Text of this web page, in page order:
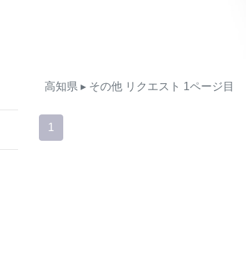
高知県 ▸ その他 リクエスト 1ページ目
1